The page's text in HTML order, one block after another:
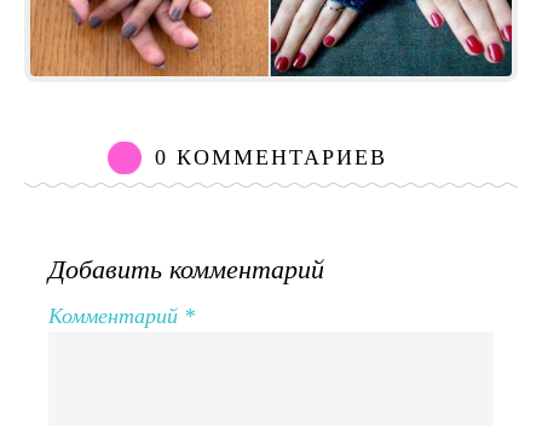
0 КОММЕНТАРИЕВ
Добавить комментарий
Комментарий *